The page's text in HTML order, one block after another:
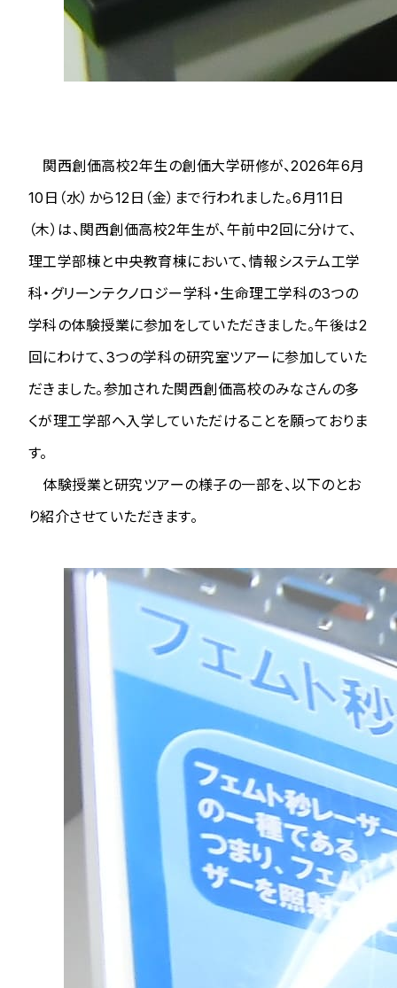
関西創価高校2年生の創価大学研修が、2026年6月
10日（水）から12日（金）まで行われました。6月11日
（木）は、関西創価高校2年生が、午前中2回に分けて、
理工学部棟と中央教育棟において、情報システム工学
科・グリーンテクノロジー学科・生命理工学科の3つの
学科の体験授業に参加をしていただきました。午後は2
回にわけて、3つの学科の研究室ツアーに参加していた
だきました。参加された関西創価高校のみなさんの多
くが理工学部へ入学していただけることを願っておりま
す。
体験授業と研究ツアーの様子の一部を、以下のとお
り紹介させていただきます。